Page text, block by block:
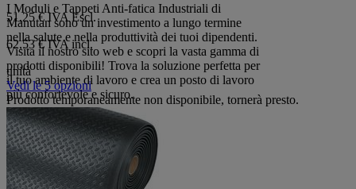
I Moduli e Tappeti Anti-fatica Industriali di
Manutan sono un investimento a lungo termine
nella salute e nella produttività dei tuoi dipendenti.
Visita il nostro sito web e scopri la vasta gamma di
prodotti disponibili! Trova la soluzione perfetta per
il tuo ambiente di lavoro e crea un posto di lavoro
più confortevole e sicuro.
51,25 €IVA Escl.
62,53 € IVA incl.
unità
Vedi le 5 opzioni
Prodotto temporaneamente non disponibile, tornerà presto.